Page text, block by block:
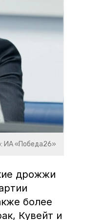
ИА «Победа26»
дрожжи
более
Кувейт и